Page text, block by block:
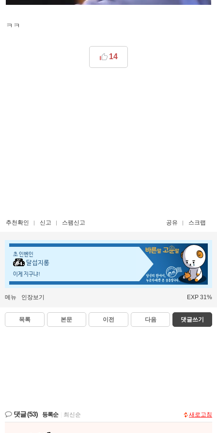
ㅋㅋ
14
추천확인 신고 스팸신고 공유 스크랩
초 인벤인
달섭지롱
이게 지구냐!
메뉴 인장보기 EXP 31%
목록 본문 이전 다음 댓글쓰기
댓글(53) 등록순 최신순 새로고침